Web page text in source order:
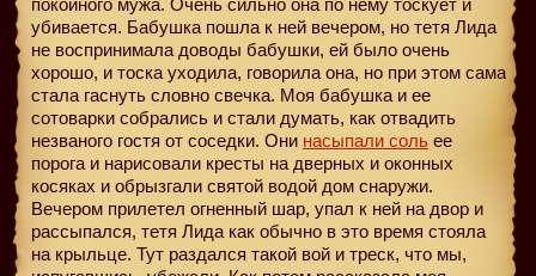
убивается. Бабушка пошла к ней вечером, но тетя Лида
не воспринимала доводы бабушки, ей было очень
хорошо, и тоска уходила, говорила она, но при этом сама
стала гаснуть словно свечка. Моя бабушка и ее
сотоварки собрались и стали думать, как отвадить
незваного гостя от соседки. Они насыпали соль ее
порога и нарисовали кресты на дверных и оконных
косяках и обрызгали святой водой дом снаружи.
Вечером прилетел огненный шар, упал к ней на двор и
рассыпался, тетя Лида как обычно в это время стояла
на крыльце. Тут раздался такой вой и треск, что мы,